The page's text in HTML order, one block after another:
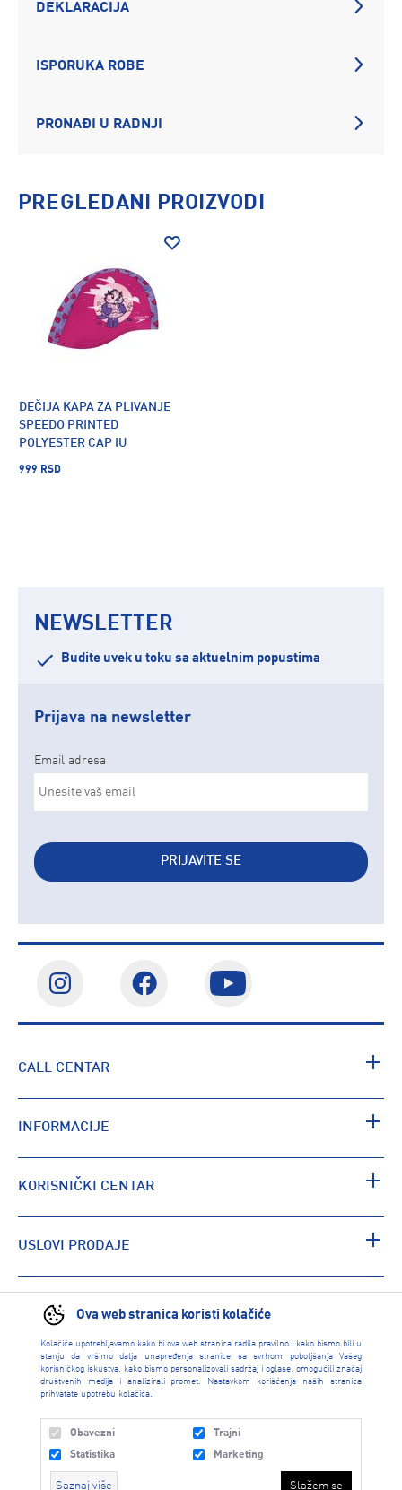
Ova web stranica koristi kolačiće
Kolačiće upotrebljavamo kako bi ova web stranica radila pravilno i kako bismo bili u
stanju da vršimo dalja unapređenja stranice sa svrhom poboljšanja Vašeg
korisničkog iskustva, kako bismo personalizovali sadržaj i oglase, omogućili značaj
društvenih medija i analizirali promet. Nastavkom korišćenja naših stranica
prihvatate upotrebu kolačića.
Obavezni
Trajni
Statistika
Marketing
Saznaj više Slažem se
DEKLARACIJA
ISPORUKA ROBE
PRONAĐI U RADNJI
PREGLEDANI PROIZVODI
DEČIJA KAPA ZA PLIVANJE
SPEEDO PRINTED
POLYESTER CAP IU
999 RSD
NEWSLETTER
Budite uvek u toku sa aktuelnim popustima
Prijava na newsletter
Email adresa
PRIJAVITE SE
CALL CENTAR
INFORMACIJE
KORISNIČKI CENTAR
USLOVI PRODAJE
PRONAĐI RADNJU